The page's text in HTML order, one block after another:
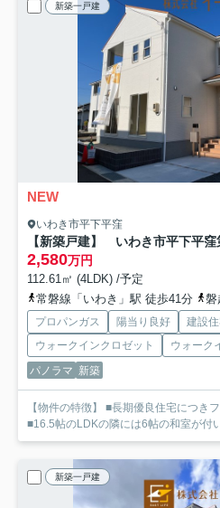
新築一戸建
NEW
いわき市平下平窪
2,580万円
112.61㎡ (4LDK) /予定
常磐線「いわき」駅 徒歩41分
磐
プロパンガス 陽当り良好 建設
ウォークインクロゼット
ウォーク
パノラマ 新築
【物件の特徴】 ■長期優良住宅につき
■16.5帖のLDKの隣には6帖の和室が付
新築一戸建